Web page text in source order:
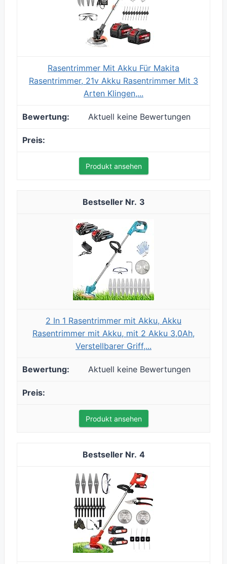
Rasentrimmer Mit Akku Für Makita
Rasentrimmer, 21v Akku Rasentrimmer Mit 3
Arten Klingen,...
Aktuell keine Bewertungen
Produkt ansehen
3
2 In 1 Rasentrimmer mit Akku, Akku
Rasentrimmer mit Akku, mit 2 Akku 3,0Ah,
Verstellbarer Griff,...
Aktuell keine Bewertungen
Produkt ansehen
4